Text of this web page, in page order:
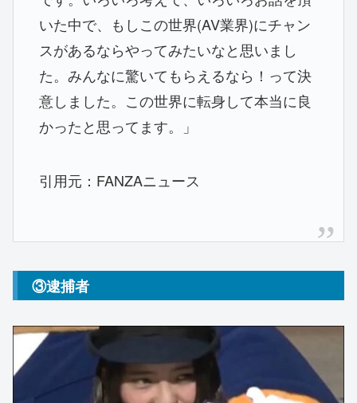
いた中で、もしこの世界(AV業界)にチャン
スがあるならやってみたいなと思いまし
た。みんなに驚いてもらえるなら！って決
意しました。この世界に転身して本当に良
かったと思ってます。」
引用元：FANZAニュース
③逮捕者